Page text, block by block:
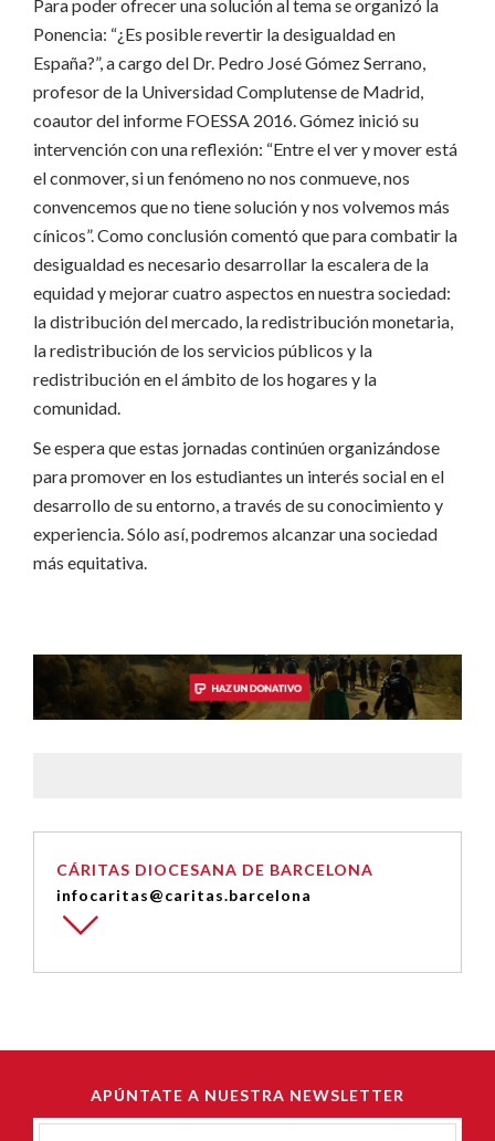
Para poder ofrecer una solución al tema se organizó la
Ponencia: “¿Es posible revertir la desigualdad en
España?”, a cargo del Dr. Pedro José Gómez Serrano,
profesor de la Universidad Complutense de Madrid,
coautor del informe FOESSA 2016. Gómez inició su
intervención con una reflexión: “Entre el ver y mover está
el conmover, si un fenómeno no nos conmueve, nos
convencemos que no tiene solución y nos volvemos más
cínicos”. Como conclusión comentó que para combatir la
desigualdad es necesario desarrollar la escalera de la
equidad y mejorar cuatro aspectos en nuestra sociedad:
la distribución del mercado, la redistribución monetaria,
la redistribución de los servicios públicos y la
redistribución en el ámbito de los hogares y la
comunidad.
Se espera que estas jornadas continúen organizándose
para promover en los estudiantes un interés social en el
desarrollo de su entorno, a través de su conocimiento y
experiencia. Sólo así, podremos alcanzar una sociedad
más equitativa.
CÁRITAS DIOCESANA DE BARCELONA
infocaritas@caritas.barcelona
APÚNTATE A NUESTRA NEWSLETTER